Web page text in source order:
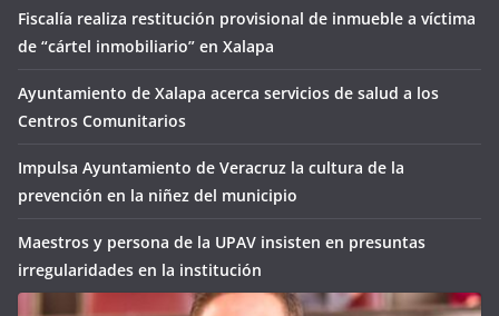
Fiscalía realiza restitución provisional de inmueble a víctima
de “cártel inmobiliario” en Xalapa
Ayuntamiento de Xalapa acerca servicios de salud a los
Centros Comunitarios
Impulsa Ayuntamiento de Veracruz la cultura de la
prevención en la niñez del municipio
Maestros y persona de la UPAV insisten en presuntas
irregularidades en la institución